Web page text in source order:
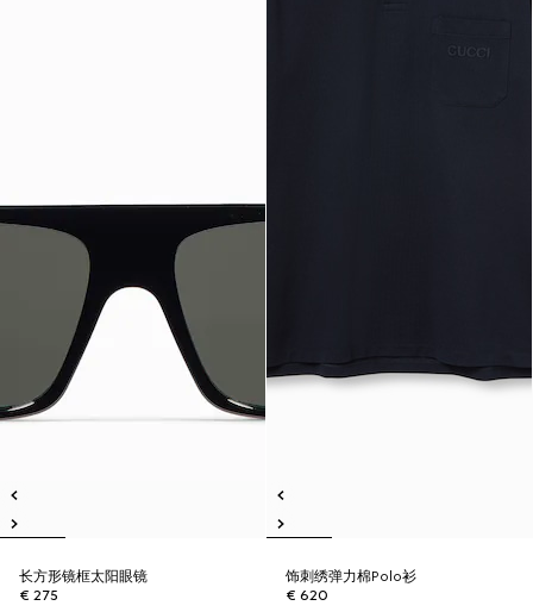
长方形镜框太阳眼镜
€ 275
饰刺绣弹力棉Polo衫
€ 620